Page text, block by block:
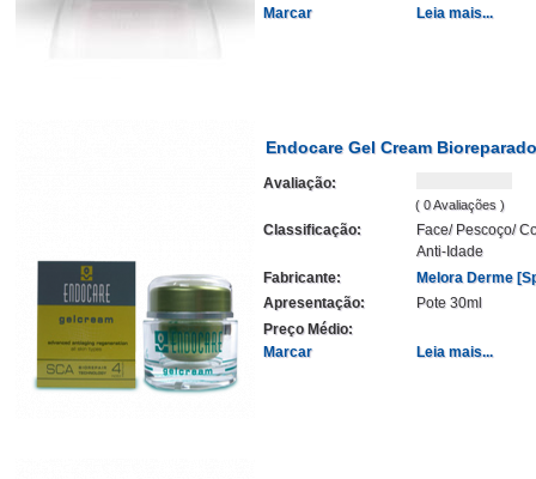
Marcar
Leia mais...
Endocare Gel Cream
Avaliação:
( 0 Avaliações )
Classificação:
Face/ Pescoço/
Anti-Idade
Fabricante:
Melora Derme
Apresentação:
Pote 30ml
Preço Médio:
Marcar
Leia mais...